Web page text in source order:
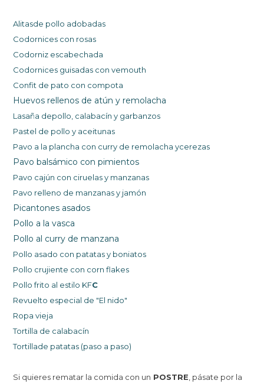
Alitasde pollo adobadas
Codornices con rosas
Codorniz escabechada
Codornices guisadas con vemouth
Confit de pato con compota
Huevos rellenos de atún y remolacha
Lasaña depollo, calabacín y garbanzos
Pastel de pollo y aceitunas
Pavo a la plancha con curry de remolacha ycerezas
Pavo balsámico con pimientos
Pavo cajún con ciruelas y manzanas
Pavo relleno de manzanas y jamón
Picantones asados
Pollo a la vasca
Pollo al curry de manzana
Pollo asado con patatas y boniatos
Pollo crujiente con corn flakes
Pollo frito al estilo KFC
Revuelto especial de "El nido"
Ropa vieja
Tortilla de calabacín
Tortillade patatas (paso a paso)
Si quieres rematar la comida con un POSTRE , pásate por la